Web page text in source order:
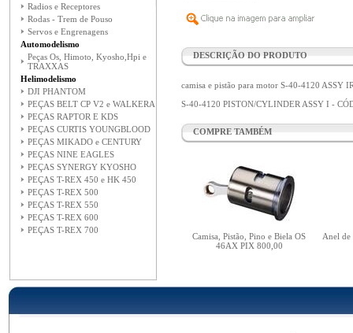
Radios e Receptores
Rodas - Trem de Pouso
Servos e Engrenagens
Automodelismo
Peças Os, Himoto, Kyosho,Hpi e
TRAXXAS
Helimodelismo
DJI PHANTOM
PEÇAS BELT CP V2 e WALKERA
PEÇAS RAPTOR E KDS
PEÇAS CURTIS YOUNGBLOOD
PEÇAS MIKADO e CENTURY
PEÇAS NINE EAGLES
PEÇAS SYNERGY KYOSHO
PEÇAS T-REX 450 e HK 450
PEÇAS T-REX 500
PEÇAS T-REX 550
PEÇAS T-REX 600
PEÇAS T-REX 700
DESCRIÇÃO DO PRODUTO
camisa e pistão para motor S-40-4120 ASSY
S-40-4120 PISTON/CYLINDER ASSY I -
COMPRE TAMBÉM
Camisa, Pistão, Pino e Biela OS
46AX PIX 800,00
Anel de